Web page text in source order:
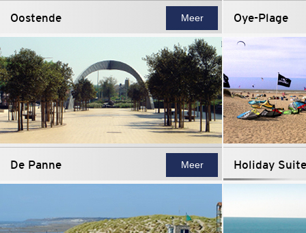
Oostende Meer Oye-Plage
De Panne Meer Holiday